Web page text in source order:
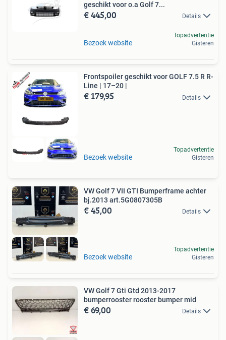
geschikt voor o.a Golf 7...
€ 445,00 Details
Bezoek website
Topadvertentie
Gisteren
Frontspoiler geschikt voor GOLF 7.5 R R-
Line | 17–20 |
€ 179,95 Details
Bezoek website
Topadvertentie
Gisteren
VW Golf 7 VII GTI Bumperframe achter
bj.2013 art.5G0807305B
€ 45,00 Details
Bezoek website
Topadvertentie
Gisteren
VW Golf 7 Gti Gtd 2013-2017
bumperrooster rooster bumper mid
€ 69,00 Details